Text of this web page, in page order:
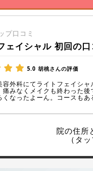
プ口コミ
ェイシャル 初回の口
5.0 胡桃さんの評価
容外科にてライトフェイシ
痛みなくメイクも終わった
くなったよーん。コースも
院の住所
（タ